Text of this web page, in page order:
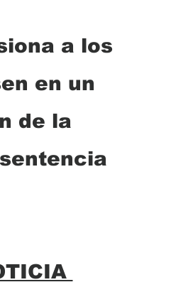
a los
en un
de la